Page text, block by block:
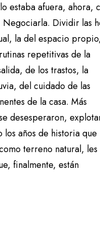
h
a
a
r
r
i
a
/
a
estaba afuera, ahora,
Negociarla. Dividir las
la del espacio
repetitivas de la
de los trastos, la
del cuidado de las
de la casa. Más
desesperaron,
años de historia que
terreno natural, les
finalmente, están